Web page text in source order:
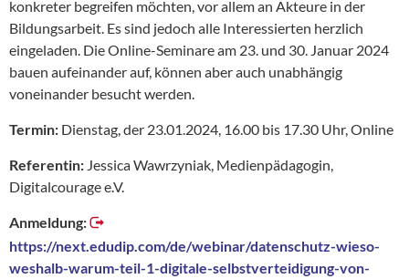
konkreter begreifen möchten, vor allem an Akteure in der
Bildungsarbeit. Es sind jedoch alle Interessierten herzlich
eingeladen. Die Online-Seminare am 23. und 30. Januar 2024
bauen aufeinander auf, können aber auch unabhängig
voneinander besucht werden.
Termin: Dienstag, der 23.01.2024, 16.00 bis 17.30 Uhr, Online
Referentin: Jessica Wawrzyniak, Medienpädagogin,
Digitalcourage e.V.
Anmeldung:
https://next.edudip.com/de/webinar/datenschutz-wieso-
weshalb-warum-teil-1-digitale-selbstverteidigung-von-